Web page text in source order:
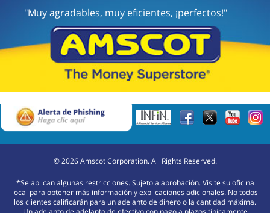
"Muy agradables, muy eficientes, ¡perfectos!"
©2026Amscot Corporation. All Rights Reserved.
*Se aplican algunas restricciones. Sujeto a aprobación. Visite su oficina
local para obtener más información y explicaciones adicionales. No todos
los clientes calificarán para un adelanto de dinero o la cantidad máxima.